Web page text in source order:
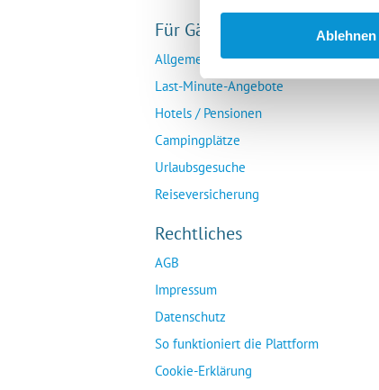
Ablehnen
Für Gäste
Allgemeine Buchungsanfrage
Last-Minute-Angebote
Hotels / Pensionen
Campingplätze
Urlaubsgesuche
Reiseversicherung
Rechtliches
AGB
Impressum
Datenschutz
So funktioniert die Plattform
Cookie-Erklärung